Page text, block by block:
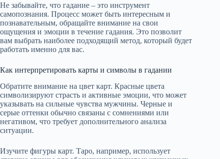
Не забывайте, что гадание – это инструмент
самопознания. Процесс может быть интересным и
познавательным, обращайте внимание на свои
ощущения и эмоции в течение гадания. Это позволит
вам выбрать наиболее подходящий метод, который будет
работать именно для вас.
Как интерпретировать карты и символы в гадании
Обратите внимание на цвет карт. Красные цвета
символизируют страсть и активные эмоции, что может
указывать на сильные чувства мужчины. Черные и
серые оттенки обычно связаны с сомнениями или
негативом, что требует дополнительного анализа
ситуации.
Изучите фигуры карт. Таро, например, использует